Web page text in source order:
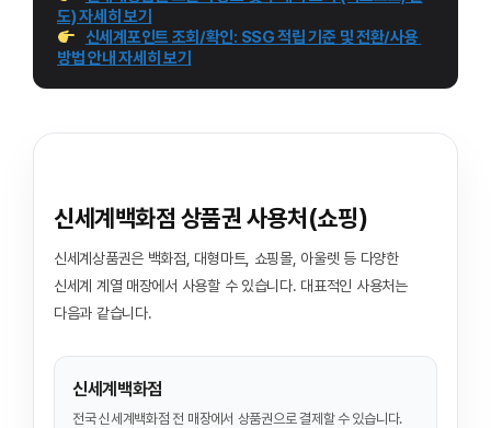
도) 자세히 보기
신세계포인트 조회/확인: SSG 적립 기준 및 전환/사용
방법 안내 자세히 보기
신세계백화점 상품권 사용처(쇼핑)
신세계상품권은 백화점, 대형마트, 쇼핑몰, 아울렛 등 다양한
신세계 계열 매장에서 사용할 수 있습니다. 대표적인 사용처는
다음과 같습니다.
신세계백화점
전국 신세계백화점 전 매장에서 상품권으로 결제할 수 있습니다.